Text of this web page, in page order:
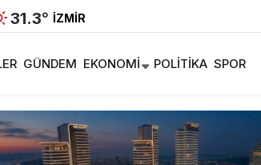
31.3° İZMIR
GÜNDEM EKONOMI POLITIKA SPOR